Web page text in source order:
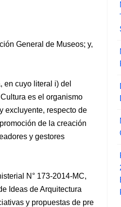
General de Museos; y,
en cuyo literal i) del
es el organismo
excluyente, respecto de
de la creación
y gestores
N° 173-2014-MC,
Ideas de Arquitectura
y propuestas de pre